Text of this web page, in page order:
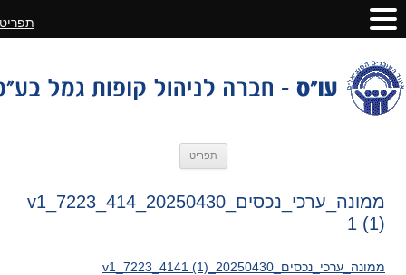
תפריט
ממונה_ערכי_נכסים_20250430_v1_7223_414
1 (1)
ממונה_ערכי_נכסים_20250430_v1_7223_4141 (1)
תפריט